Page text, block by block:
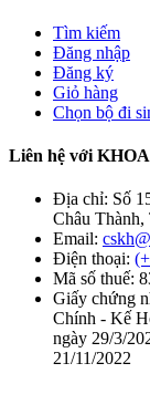
Tìm kiếm
Đăng nhập
Đăng ký
Giỏ hàng
Chọn bộ đi
Liên hệ với
Địa chỉ: Số
Châu Thành,
Email:
Điện thoại:
Mã số thuế:
Giấy chứng
Chính - Kế
ngày 29/3/
21/11/2022